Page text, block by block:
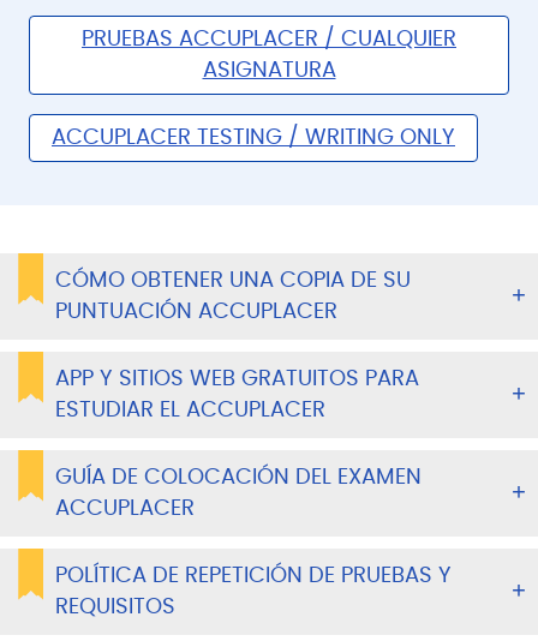
PRUEBAS ACCUPLACER / CUALQUIER
ASIGNATURA
ACCUPLACER TESTING / WRITING ONLY
CÓMO OBTENER UNA COPIA DE SU
PUNTUACIÓN ACCUPLACER
APP Y SITIOS WEB GRATUITOS PARA
ESTUDIAR EL ACCUPLACER
GUÍA DE COLOCACIÓN DEL EXAMEN
ACCUPLACER
POLÍTICA DE REPETICIÓN DE PRUEBAS Y
REQUISITOS